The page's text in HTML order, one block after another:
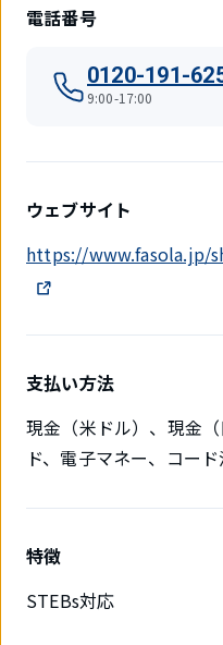
電話番号
0120-191-
9:00-17:00
ウェブサイト
https://www.fasola.jp/
支払い方法
現金（米ドル）、現金
ド、電子マネー、コー
特徴
STEBs対応